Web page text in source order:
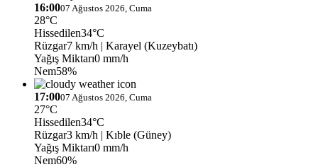
16:0007 Ağustos 2026, Cuma
28°C
Hissedilen34°C
Rüzgar7 km/h | Karayel (Kuzeybatı)
Yağış Miktarı0 mm/h
Nem58%
17:0007 Ağustos 2026, Cuma
27°C
Hissedilen34°C
Rüzgar3 km/h | Kıble (Güney)
Yağış Miktarı0 mm/h
Nem60%